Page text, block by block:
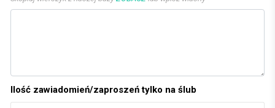
Ilość zawiadomień/zaproszeń tylko na ślub